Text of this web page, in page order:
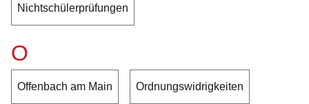
Nichtschülerprüfungen
O
Offenbach am Main Ordnungswidrigkeiten